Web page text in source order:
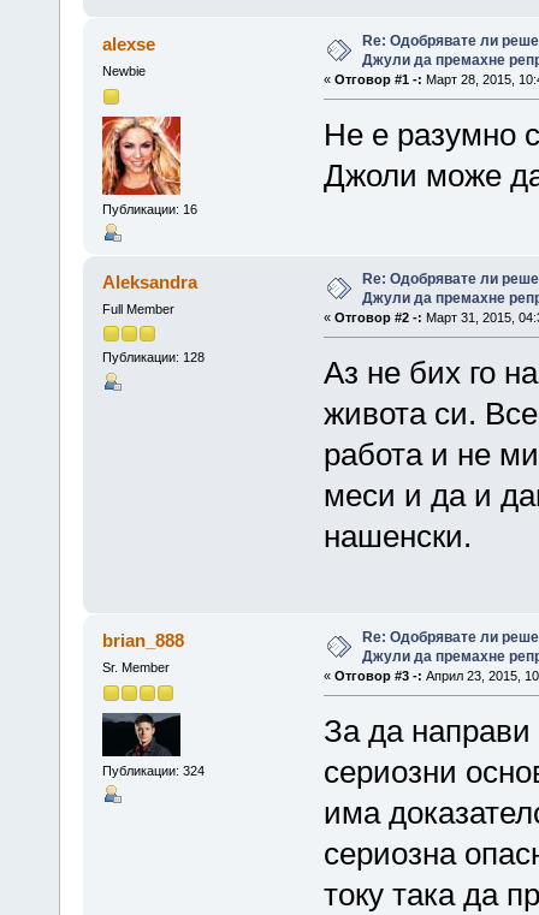
alexse
Newbie
Публикации: 16
Re: Одобрявате ли
Джули да премахне
« Отговор #1 -: Март 28, 2015,
Не е разумно
Джоли може
Aleksandra
Full Member
Публикации: 128
Re: Одобрявате ли
Джули да премахне
« Отговор #2 -: Март 31, 2015,
Аз не бих го
живота си.
работа и не
меси и да и
нашенски.
brian_888
Sr. Member
Публикации: 324
Re: Одобрявате ли
Джули да премахне
« Отговор #3 -: Април 23, 2015,
За да
сериозни
има
сериозна
току така да